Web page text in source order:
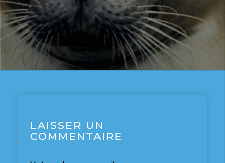
LAISSER UN
COMMENTAIRE